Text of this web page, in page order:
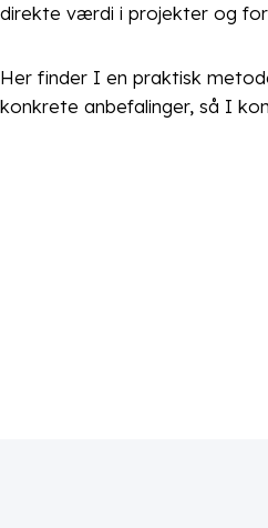
direkte værdi i projekter og for
Her finder I en praktisk
konkrete anbefalinger, så I